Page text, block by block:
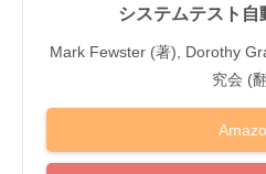
システムテスト自
Mark Fewster (著), Dorothy
究会 (